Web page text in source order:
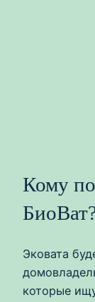
Кому
Эковата
которые